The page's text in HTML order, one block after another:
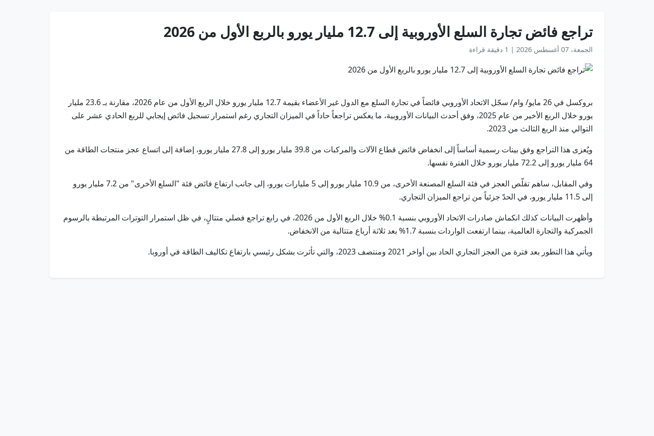
تراجع فائض تجارة السلع الأوروبية إلى 12.7 مليار يورو بالربع الأول من 2026
الجمعة، 07 أغسطس 2026 | 1 دقيقة قراءة
بروكسل في 26 مايو/ وام/ سجّل الاتحاد الأوروبي فائضاً في تجارة السلع مع الدول غير الأعضاء بقيمة 12.7 مليار يورو خلال الربع الأول من عام 2026، مقارنة بـ 23.6 مليار
يورو خلال الربع الأخير من عام 2025، وفق أحدث البيانات الأوروبية، ما يعكس تراجعاً حاداً في الميزان التجاري رغم استمرار تسجيل فائض إيجابي للربع الحادي عشر على
التوالي منذ الربع الثالث من 2023.
ويُعزى هذا التراجع وفق بينات رسمية أساساً إلى انخفاض فائض قطاع الآلات والمركبات من 39.8 مليار يورو إلى 27.8 مليار يورو، إضافة إلى اتساع عجز منتجات الطاقة من
64 مليار يورو إلى 72.2 مليار يورو خلال الفترة نفسها.
وفي المقابل، ساهم تقلّص العجز في فئة السلع المصنعة الأخرى، من 10.9 مليار يورو إلى 5 مليارات يورو، إلى جانب ارتفاع فائض فئة "السلع الأخرى" من 7.2 مليار يورو
إلى 11.5 مليار يورو، في الحدّ جزئياً من تراجع الميزان التجاري.
وأظهرت البيانات كذلك انكماش صادرات الاتحاد الأوروبي بنسبة 0.1% خلال الربع الأول من 2026، في رابع تراجع فصلي متتالٍ، في ظل استمرار التوترات المرتبطة بالرسوم
الجمركية والتجارة العالمية، بينما ارتفعت الواردات بنسبة 1.7% بعد ثلاثة أرباع متتالية من الانخفاض.
ويأتي هذا التطور بعد فترة من العجز التجاري الحاد بين أواخر 2021 ومنتصف 2023، والتي تأثرت بشكل رئيسي بارتفاع تكاليف الطاقة في أوروبا.